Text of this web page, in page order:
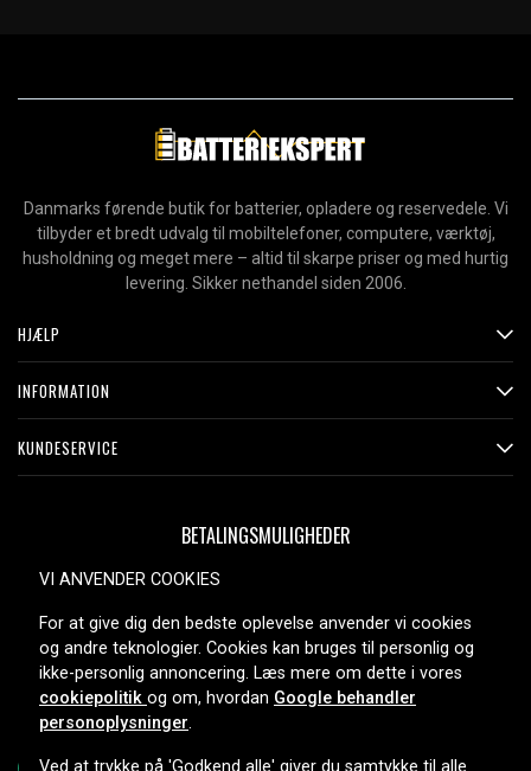
Danmarks førende butik for batterier, opladere og reservedele. Vi
tilbyder et bredt udvalg til mobiltelefoner, computere, værktøj,
husholdning og meget mere – altid til skarpe priser og med hurtig
levering. Sikker nethandel siden 2006.
HJÆLP
INFORMATION
KUNDESERVICE
BETALINGSMULIGHEDER
LEVERINGSMULIGHEDER
VI ANVENDER COOKIES
For at give dig den bedste oplevelse anvender vi cookies
og andre teknologier. Cookies kan bruges til personlig og
ikke-personlig annoncering. Læs mere om dette i vores
cookiepolitik og om, hvordan Google behandler
personoplysninger.
Ved at trykke på 'Godkend alle' giver du samtykke til alle